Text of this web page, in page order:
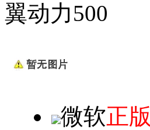
翼动力500
微软正版